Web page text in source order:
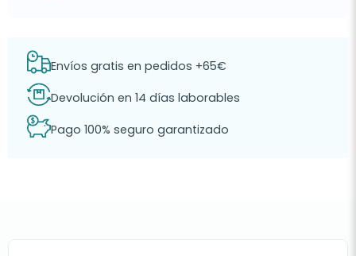
Envíos gratis en pedidos +65€
Devolución en 14 días laborables
Pago 100% seguro garantizado